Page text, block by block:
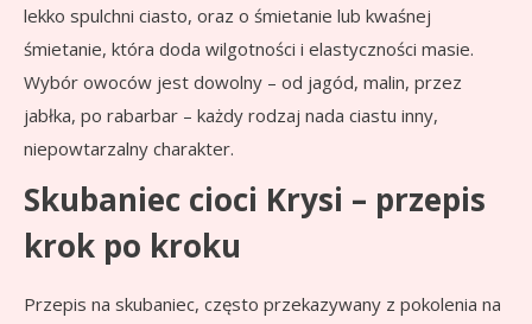
lekko spulchni ciasto, oraz o śmietanie lub kwaśnej
śmietanie, która doda wilgotności i elastyczności masie.
Wybór owoców jest dowolny – od jagód, malin, przez
jabłka, po rabarbar – każdy rodzaj nada ciastu inny,
niepowtarzalny charakter.
Skubaniec cioci Krysi – przepis
krok po kroku
Przepis na skubaniec, często przekazywany z pokolenia na